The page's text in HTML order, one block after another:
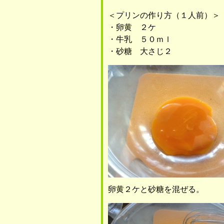
＜プリンの作り方（１人前）＞
・卵黄 ２ケ
・牛乳 ５０ｍｌ
・砂糖 大さじ２
卵黄２ケと砂糖を混ぜる。